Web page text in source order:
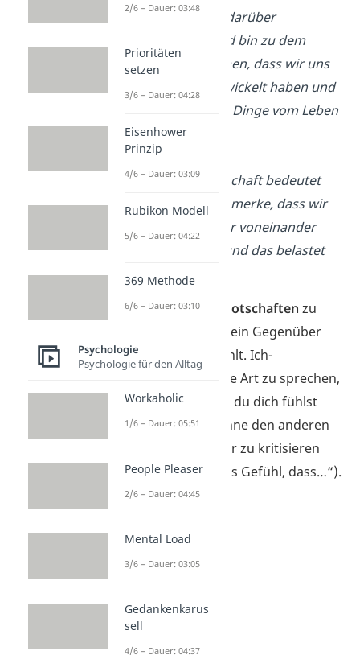
„Ich habe lange darüber
nachgedacht und bin zu dem
Schluss gekommen, dass wir uns
beide weiterentwickelt haben und
unterschiedliche Dinge vom Leben
wollen.”
„Unsere Freundschaft bedeutet
mir viel, aber ich merke, dass wir
uns immer weiter voneinander
entfernt haben und das belastet
mich sehr.”
Tipp: VersucheIch-Botschaften zu
senden, damit sich dein Gegenüber
nicht angegriffen fühlt. Ich-
Botschaften sind eine Art zu sprechen,
bei der du sagst, wie du dich fühlst
und was du willst, ohne den anderen
zu beschuldigen oder zu kritisieren
(z. B. so „Ich habe das Gefühl, dass…“).
2/6 – Dauer: 03:48
Prioritäten
setzen
3/6 – Dauer: 04:28
Eisenhower
Prinzip
4/6 – Dauer: 03:09
Rubikon Modell
5/6 – Dauer: 04:22
369 Methode
6/6 – Dauer: 03:10
Psychologie
Psychologie für den Alltag
Workaholic
1/6 – Dauer: 05:51
People Pleaser
2/6 – Dauer: 04:45
Mental Load
3/6 – Dauer: 03:05
Gedankenkarus
sell
4/6 – Dauer: 04:37